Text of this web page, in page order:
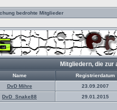
bedrohte Mitglieder
Mitgliedern, die
Name
Registrierdatum
DvD Mihre
23.09.2007
DvD_Snake88 29.01.2015